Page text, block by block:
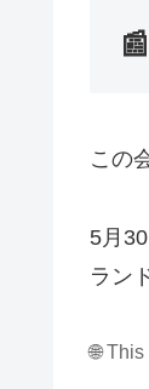
この
5月
ラン
🌐